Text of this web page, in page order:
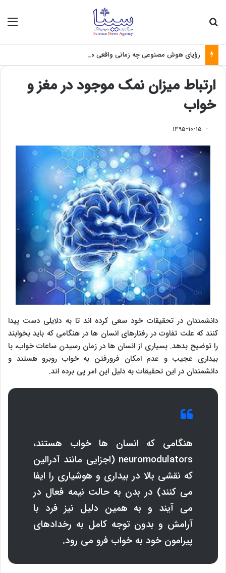
رؤیای هوش مصنوعی چه زمانی واقعی می‌شود؟
ارتباط میزان نمک موجود در مغز و
خواب
۱۳۹۵-۱۰-۱۵
دانشمندان در تحقیقات خود سعی کرده اند تا به دلایلی دست پیدا
کنند که علت تفاوت در رفتارهای انسان ها در هنگامی که باید بخوابند
را توضیح بدهد. بسیاری از انسان ها در زمان رسیدن ساعات خواب، با
بیداری عجیب و عدم امکان فرورفتن به خواب روبرو هستند و
دانشمندان در این تحقیقات به دلیل این امر پی برده اند.
هنگامی که انسان ها خواب هستند،
neuromodulators (اجزایی مانند آدرالین
که نقشی بالا در بیداری و هوشیاری را ایفا
می کنند) در بدن به حالت نیمه فعال در
می آیند و به همین دلیل نیز فرد با
آرامش و بدون توجه کامل به رخدادهای
پیرامون خود به خواب فرو می رود.